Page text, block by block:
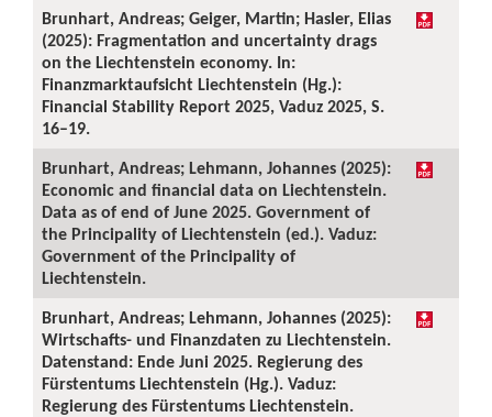
Brunhart, Andreas; Geiger, Martin; Hasler, Elias
(2025): Fragmentation and uncertainty drags
on the Liechtenstein economy. In:
Finanzmarktaufsicht Liechtenstein (Hg.):
Financial Stability Report 2025, Vaduz 2025, S.
16–19.
Brunhart, Andreas; Lehmann, Johannes (2025):
Economic and financial data on Liechtenstein.
Data as of end of June 2025. Government of
the Principality of Liechtenstein (ed.). Vaduz:
Government of the Principality of
Liechtenstein.
Brunhart, Andreas; Lehmann, Johannes (2025):
Wirtschafts- und Finanzdaten zu Liechtenstein.
Datenstand: Ende Juni 2025. Regierung des
Fürstentums Liechtenstein (Hg.). Vaduz:
Regierung des Fürstentums Liechtenstein.